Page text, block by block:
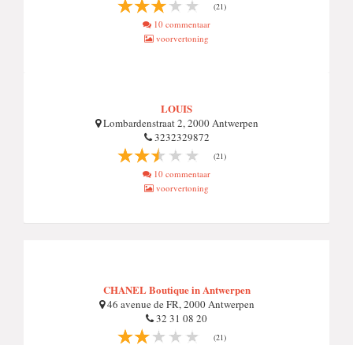
(21)
10 commentaar
voorvertoning
LOUIS
Lombardenstraat 2, 2000 Antwerpen
3232329872
(21)
10 commentaar
voorvertoning
CHANEL Boutique in Antwerpen
46 avenue de FR, 2000 Antwerpen
32 31 08 20
(21)